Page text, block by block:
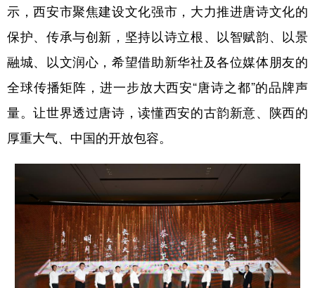
示，西安市聚焦建设文化强市，大力推进唐诗文化的
保护、传承与创新，坚持以诗立根、以智赋韵、以景
融城、以文润心，希望借助新华社及各位媒体朋友的
全球传播矩阵，进一步放大西安“唐诗之都”的品牌声
量。让世界透过唐诗，读懂西安的古韵新意、陕西的
厚重大气、中国的开放包容。